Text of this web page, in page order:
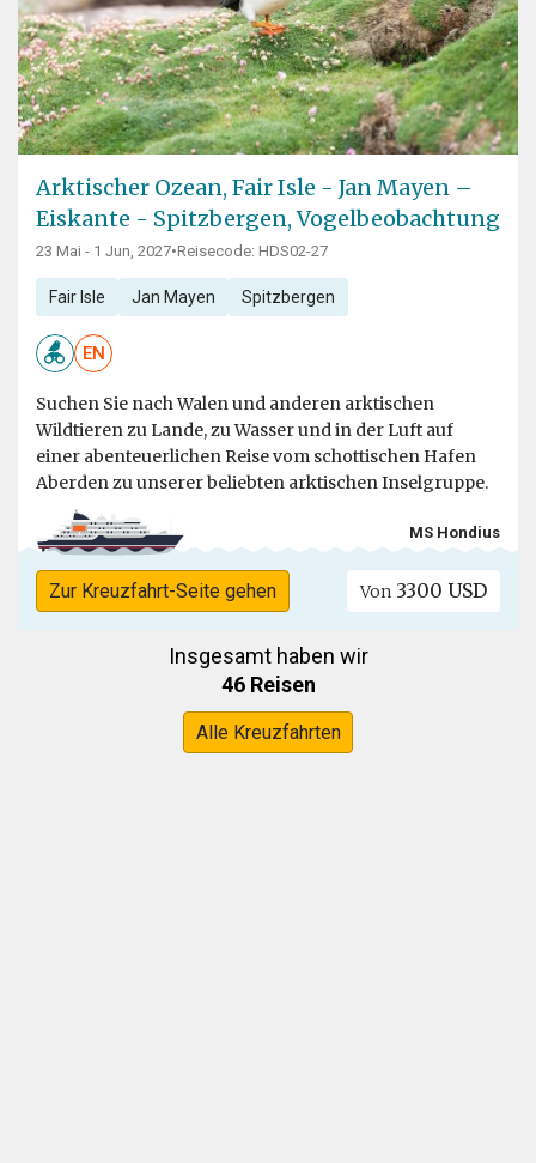
Arktischer Ozean, Fair Isle - Jan Mayen –
Eiskante - Spitzbergen, Vogelbeobachtung
23 Mai - 1 Jun, 2027•Reisecode: HDS02-27
Fair Isle Jan Mayen Spitzbergen
EN
Suchen Sie nach Walen und anderen arktischen
Wildtieren zu Lande, zu Wasser und in der Luft auf
einer abenteuerlichen Reise vom schottischen Hafen
Aberden zu unserer beliebten arktischen Inselgruppe.
MS Hondius
Zur Kreuzfahrt-Seite gehen Von 3300 USD
Insgesamt haben wir
46 Reisen
Alle Kreuzfahrten